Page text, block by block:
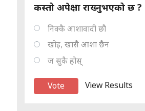
कस्तो अपेक्षा राख्नुभएको छ ?
निक्कै आशावादी छौ
खोइ, खासै आशा छैन
ज सुकै होस्
View Results